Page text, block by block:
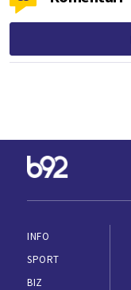
INFO
SPORT
BIZ